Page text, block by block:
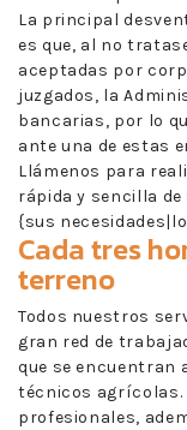
La principal
es que, al no
aceptadas por
juzgados, la
bancarias, por lo
ante una de estas
Llámenos para
rápida y sencilla
{sus
Cada tres
terreno
Todos nuestros
gran red de
que se encuentran
técnicos agrícolas.
profesionales,